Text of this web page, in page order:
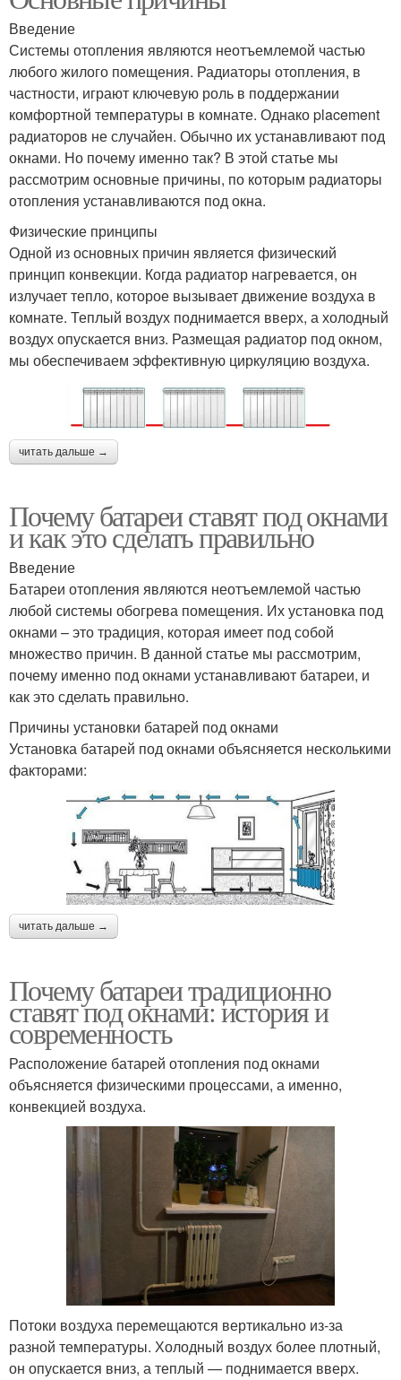
Введение
Системы отопления являются неотъемлемой частью
любого жилого помещения. Радиаторы отопления, в
частности, играют ключевую роль в поддержании
комфортной температуры в комнате. Однако placement
радиаторов не случайен. Обычно их устанавливают под
окнами. Но почему именно так? В этой статье мы
рассмотрим основные причины, по которым радиаторы
отопления устанавливаются под окна.
Физические принципы
Одной из основных причин является физический
принцип конвекции. Когда радиатор нагревается, он
излучает тепло, которое вызывает движение воздуха в
комнате. Теплый воздух поднимается вверх, а холодный
воздух опускается вниз. Размещая радиатор под окном,
мы обеспечиваем эффективную циркуляцию воздуха.
читать дальше →
Почему батареи ставят под окнами
и как это сделать правильно
Введение
Батареи отопления являются неотъемлемой частью
любой системы обогрева помещения. Их установка под
окнами – это традиция, которая имеет под собой
множество причин. В данной статье мы рассмотрим,
почему именно под окнами устанавливают батареи, и
как это сделать правильно.
Причины установки батарей под окнами
Установка батарей под окнами объясняется несколькими
факторами:
читать дальше →
Почему батареи традиционно
ставят под окнами: история и
современность
Расположение батарей отопления под окнами
объясняется физическими процессами, а именно,
конвекцией воздуха.
Потоки воздуха перемещаются вертикально из-за
разной температуры. Холодный воздух более плотный,
он опускается вниз, а теплый — поднимается вверх.